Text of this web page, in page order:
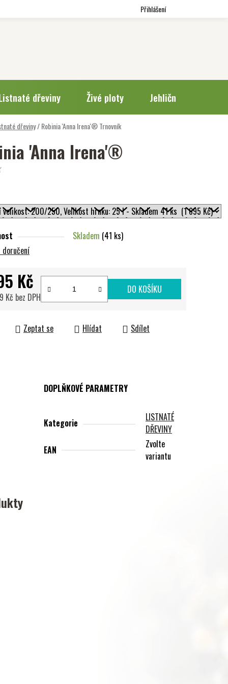
Přihlášení
dřeviny Živé ploty Jehličnany
dřeviny/Robinia 'Anna Irena'®Trnovník
'Anna Irena'®
Skladem (41 ks)
Kč
Kč bez DPH
DO KOŠÍKU
Zeptat se Hlídat Sdílet
DOPLŇKOVÉ PARAMETRY
Kategorie
LISTNATÉ
DŘEVINY
EAN
Zvolte
variantu